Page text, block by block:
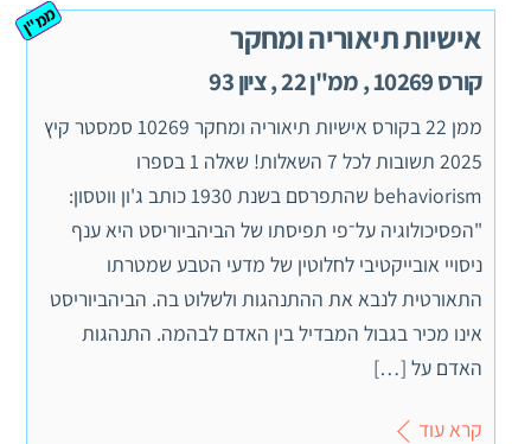
אישיות תיאוריה ומחקר
קורס 10269 , ממ"ן 22 , ציון 93
ממ"ן
ממן 22 בקורס אישיות תיאוריה ומחקר 10269 סמסטר קיץ
2025 תשובות לכל 7 השאלות! שאלה 1 בספרו
behaviorism שהתפרסם בשנת 1930 כותב ג'ון ווטסון:
"הפסיכולוגיה על־פי תפיסתו של הביהביוריסט היא ענף
ניסויי אובייקטיבי לחלוטין של מדעי הטבע שמטרתו
התאורטית לנבא את ההתנהגות ולשלוט בה. הביהביוריסט
אינו מכיר בגבול המבדיל בין האדם לבהמה. התנהגות
האדם על […]
קרא עוד